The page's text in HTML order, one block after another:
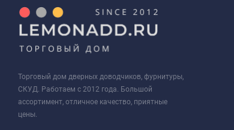
Торговый дом дверных доводчиков, фурнитуры,
СКУД. Работаем с 2012 года. Большой
ассортимент, отличное качество, приятные
цены.